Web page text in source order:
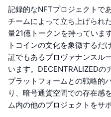
記録的なNFTプロジェクトで
チームによって立ち上げられ
量21億トークンを持っていま
トコインの文化を象徴するだ
証でもあるプロヴァナンスル
います。DECENTRALIZED
プラットフォームとの戦略的
り、暗号通貨空間での存在感
ム内の他のプロジェクトをサ